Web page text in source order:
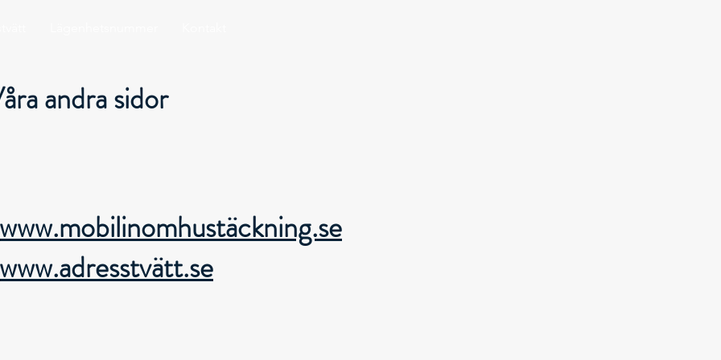
andra sidor
www.mobilinomhustäckning.se
www.adresstvätt.se